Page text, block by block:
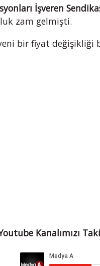
İşveren
zam gelmişti.
bir fiyat değişikliği
Kanalımızı